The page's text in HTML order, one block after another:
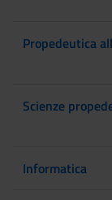
Propedeutica
Scienze
Informatica